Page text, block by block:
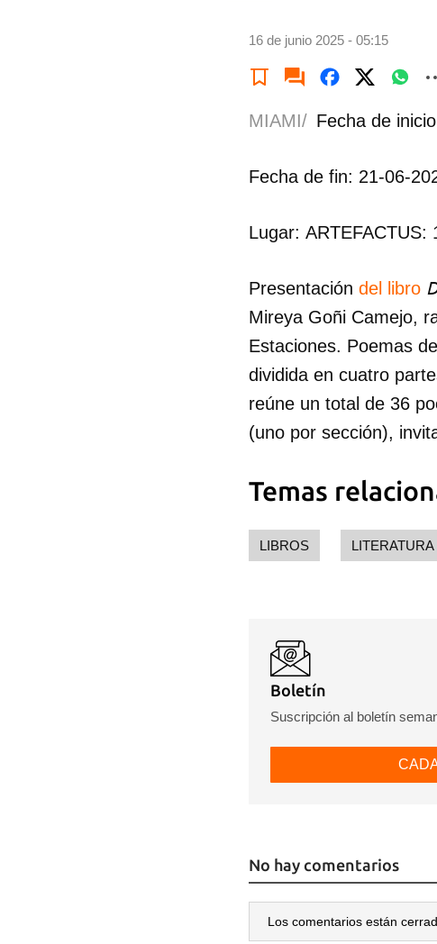
16 de junio 2025 - 05:15
Guardar
Para
cuenta
MIAMI/ Fecha de
Fecha de fin: 21-06-
Lugar:
Presentación del libro
Mireya Goñi Camejo,
Estaciones. Poemas
dividida en cuatro
reúne un total de 36
(uno por sección),
Temas
LIBROS LITERATURA
Boletín
Suscripción al boletín
No hay comentarios
Los comentarios están